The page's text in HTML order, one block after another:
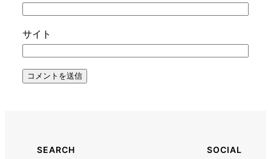
サイト
SEARCH SOCIAL